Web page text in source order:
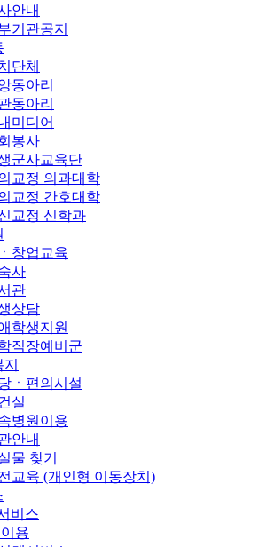
안내
기관공지
단체
동아리
동아리
미디어
봉사
군사교육단
교정 의과대학
교정 간호대학
교정 신학과
창업교육
사
관
상담
학생지원
직장예비군
ㆍ편의시설
실
병원이용
안내
물 찾기
교육 (개인형 이동장치)
비스
용